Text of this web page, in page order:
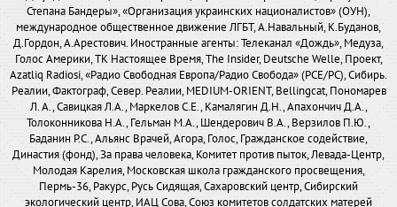
Степана Бандеры», «Организация украинских националистов» (ОУН),
международное общественное движение ЛГБТ, А.Навальный, К.Буданов,
Д.Гордон, А.Арестович. Иностранные агенты: Телеканал «Дождь», Медуза,
Голос Америки, ТК Настоящее Время, The Insider, Deutsche Welle, Проект,
Azatliq Radiosi, «Радио Свободная Европа/Радио Свобода» (PCE/PC), Сибирь.
Реалии, Фактограф, Север. Реалии, MEDIUM-ORIENT, Bellingcat, Пономарев
Л. А., Савицкая Л.А., Маркелов С.Е., Камалягин Д.Н., Апахончич Д.А.,
Толоконникова Н.А., Гельман М.А., Шендерович В.А., Верзилов П.Ю.,
Баданин Р.С., Альянс Врачей, Агора, Голос, Гражданское содействие,
Династия (фонд), За права человека, Комитет против пыток, Левада-Центр,
Молодая Карелия, Московская школа гражданского просвещения,
Пермь-36, Ракурс, Русь Сидящая, Сахаровский центр, Сибирский
экологический центр, ИАЦ Сова, Союз комитетов солдатских матерей